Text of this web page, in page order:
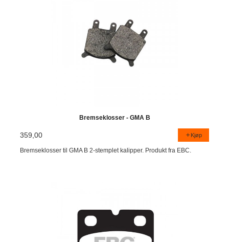
Bremseklosser - GMA B
359,00 Kjøp
Bremseklosser til GMA B 2-stemplet kalipper. Produkt fra EBC.